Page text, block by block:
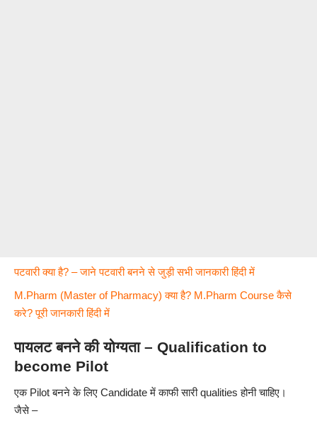
पटवारी क्या है? – जाने पटवारी बनने से जुड़ी सभी जानकारी हिंदी में
M.Pharm (Master of Pharmacy) क्या है? M.Pharm Course कैसे
करे? पूरी जानकारी हिंदी में
पायलट बनने की योग्यता – Qualification to
become Pilot
एक Pilot बनने के लिए Candidate में काफी सारी qualities होनी चाहिए।
जैसे –